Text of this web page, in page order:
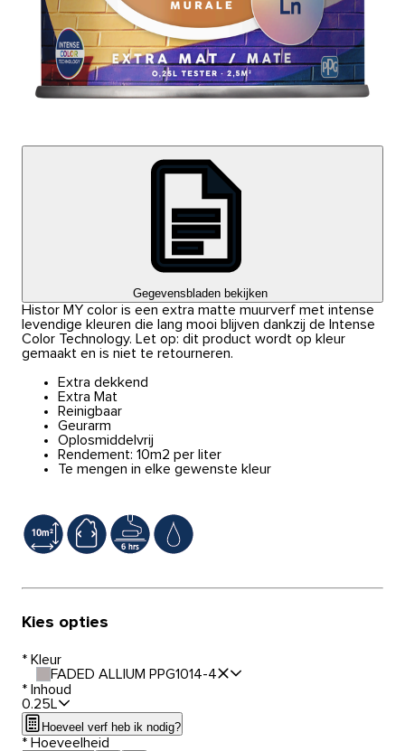
Gegevensbladen bekijken
Histor MY color is een extra matte muurverf met intense
levendige kleuren die lang mooi blijven dankzij de Intense
Color Technology. Let op: dit product wordt op kleur
gemaakt en is niet te retourneren.
Extra dekkend
Extra Mat
Reinigbaar
Geurarm
Oplosmiddelvrij
Rendement: 10m2 per liter
Te mengen in elke gewenste kleur
Kies opties
* Kleur
FADED ALLIUM PPG1014-4
* Inhoud
0.25L
Hoeveel verf heb ik nodig?
* Hoeveelheid